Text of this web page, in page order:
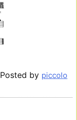
Posted by piccolo